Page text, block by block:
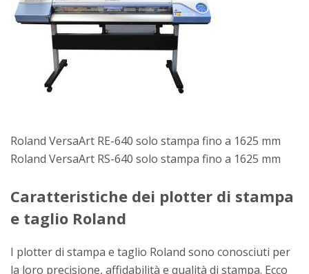
Roland VersaArt RE-640 solo stampa fino a 1625 mm
Roland VersaArt RS-640 solo stampa fino a 1625 mm
Caratteristiche dei plotter di stampa
e taglio Roland
I plotter di stampa e taglio Roland sono conosciuti per
la loro precisione, affidabilità e qualità di stampa. Ecco